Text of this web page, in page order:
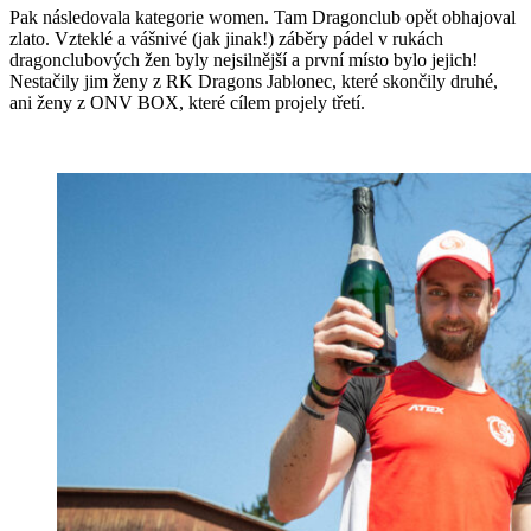
Pak následovala kategorie women. Tam Dragonclub opět obhajoval
zlato. Vzteklé a vášnivé (jak jinak!) záběry pádel v rukách
dragonclubových žen byly nejsilnější a první místo bylo jejich!
Nestačily jim ženy z RK Dragons Jablonec, které skončily druhé,
ani ženy z ONV BOX, které cílem projely třetí.